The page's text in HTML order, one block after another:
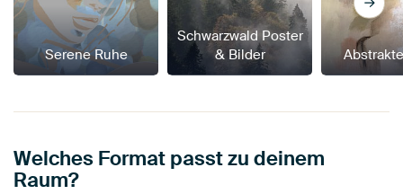
Serene Ruhe
Schwarzwald Poster
& Bilder
Welches Format passt zu deinem
Raum?